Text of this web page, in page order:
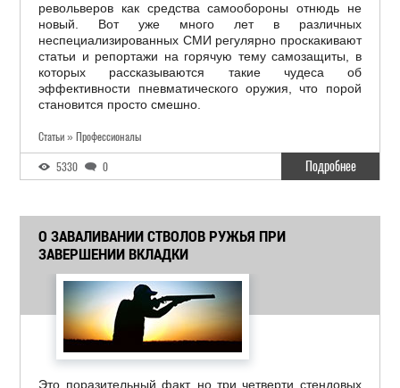
револьверов как средства самообороны отнюдь не
новый. Вот уже много лет в различных
неспециализированных СМИ регулярно проскакивают
статьи и репортажи на горячую тему самозащиты, в
которых рассказываются такие чудеса об
эффективности пневматического оружия, что порой
становится просто смешно.
Статьи » Профессионалы
5330 0 Подробнее
О ЗАВАЛИВАНИИ СТВОЛОВ РУЖЬЯ ПРИ
ЗАВЕРШЕНИИ ВКЛАДКИ
Это поразительный факт, но три четверти стендовых